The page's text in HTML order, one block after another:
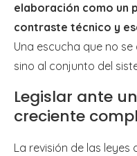
elaboración como un
contraste técnico y
Una escucha que no
sino al conjunto del
Legislar ante
creciente
La revisión de las